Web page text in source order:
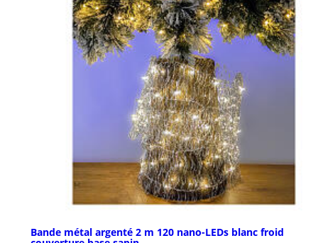
Bande métal argenté 2 m 120 nano-LEDs blanc froid